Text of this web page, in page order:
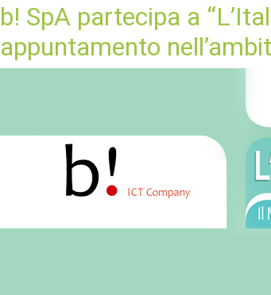
b! SpA partecipa a
appuntamento